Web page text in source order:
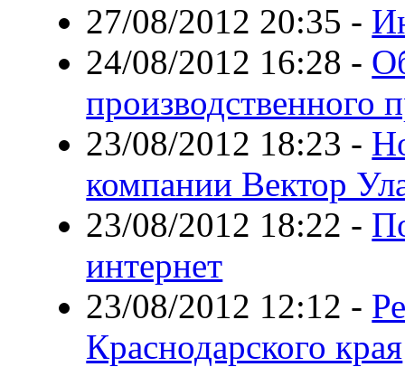
27/08/2012 20:35 -
24/08/2012 16:28 -
производственного
23/08/2012 18:23 -
компании Вектор
23/08/2012 18:22 -
интернет
23/08/2012 12:12 -
Краснодарского края